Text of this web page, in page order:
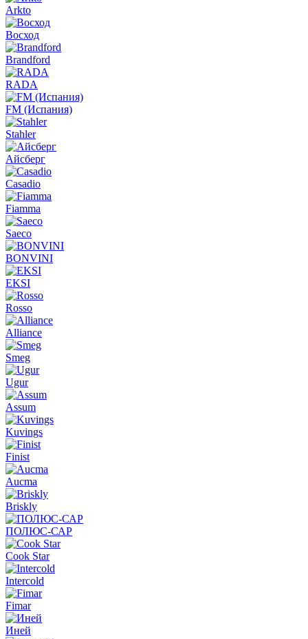
Arkto
Восход
Brandford
RADA
FM (Испания)
Stahler
Айсберг
Casadio
Fiamma
Saeco
BONVINI
EKSI
Rosso
Alliance
Smeg
Ugur
Assum
Kuvings
Finist
Aucma
Briskly
ПОЛЮС-САР
Cook Star
Intercold
Fimar
Иней